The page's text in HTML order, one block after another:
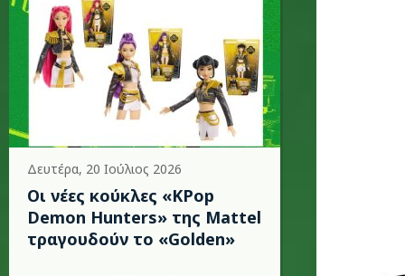
Δευτέρα, 20 Ιούλιος 2026
Οι νέες κούκλες «KPop
Demon Hunters» της Mattel
τραγουδούν το «Golden»